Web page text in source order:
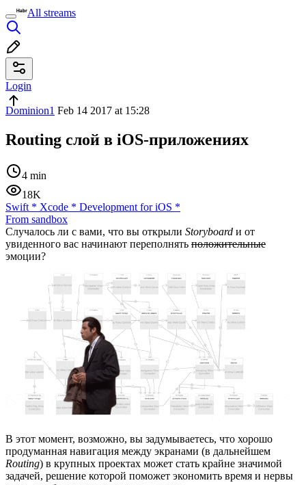
All streams
Login
Dominion1 Feb 14 2017 at 15:28
Routing слой в iOS-приложениях
4 min
18K
Swift * Xcode * Development for iOS *
From sandbox
Случалось ли с вами, что вы открыли Storyboard и от
увиденного вас начинают переполнять положительные
эмоции?
В этот момент, возможно, вы задумываетесь, что хорошо
продуманная навигация между экранами (в дальнейшем
Routing) в крупных проектах может стать крайне значимой
задачей, решение которой поможет экономить время и нервы